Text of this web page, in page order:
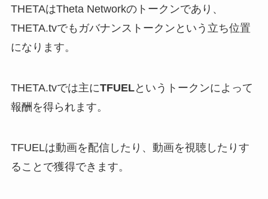
THETAはTheta Networkのトークンであり、
THETA.tvでもガバナンストークンという立ち位置
になります。
THETA.tvでは主にTFUELというトークンによって
報酬を得られます。
TFUELは動画を配信したり、動画を視聴したりす
ることで獲得できます。